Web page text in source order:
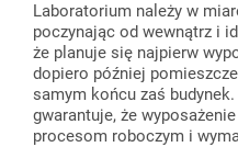
Laboratorium należy w
poczynając od wewnątrz i
że planuje się najpierw
dopiero później
samym końcu zaś
gwarantuje, że
procesom roboczym i